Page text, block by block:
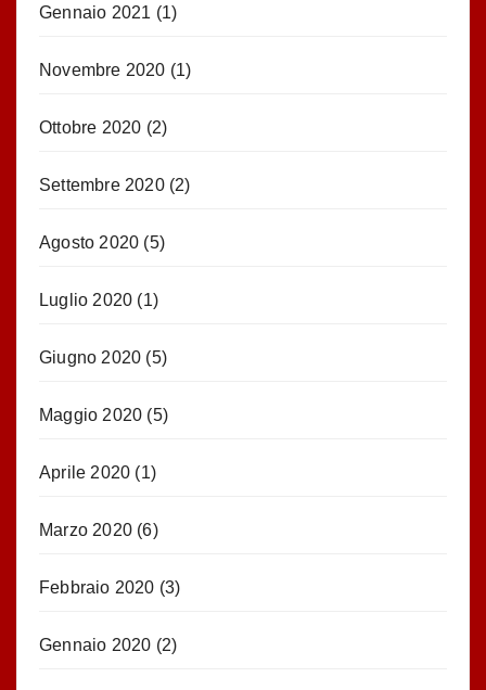
Gennaio 2021 (1)
Novembre 2020 (1)
Ottobre 2020 (2)
Settembre 2020(2)
Agosto 2020 (5)
Luglio 2020 (1)
Giugno 2020 (5)
Maggio 2020 (5)
Aprile 2020 (1)
Marzo 2020 (6)
Febbraio 2020 (3)
Gennaio 2020 (2)